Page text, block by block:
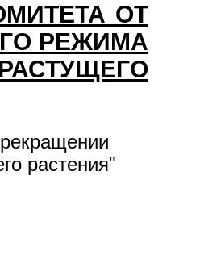
ОТ
РЕЖИМА
растения"